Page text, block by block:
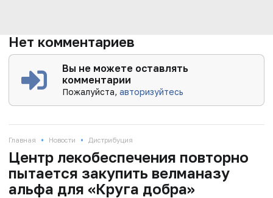
Нет комментариев
Вы не можете оставлять
комментарии
Пожалуйста,авторизуйтесь
Главная • Новости • Дистрибуция
Центр лекобеспечения повторно
пытается закупить велманазу
альфа для «Круга добра»